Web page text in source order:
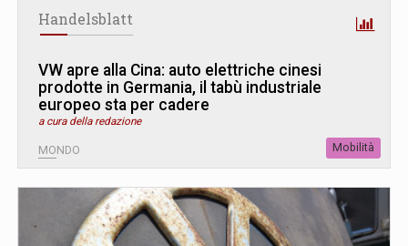
Handelsblatt
VW apre alla Cina: auto elettriche cinesi
prodotte in Germania, il tabù industriale
europeo sta per cadere
a cura della redazione
MONDO Mobilità